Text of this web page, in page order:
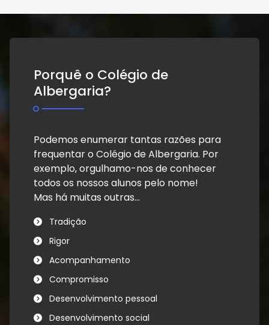
Porquê o Colégio de
Albergaria?
Podemos enumerar tantas razões para
frequentar o Colégio de Albergaria. Por
exemplo, orgulhamo-nos de conhecer
todos os nossos alunos pelo nome!
Mas há muitas outras...
Tradição
Rigor
Acompanhamento
Compromisso
Desenvolvimento pessoal
Desenvolvimento social